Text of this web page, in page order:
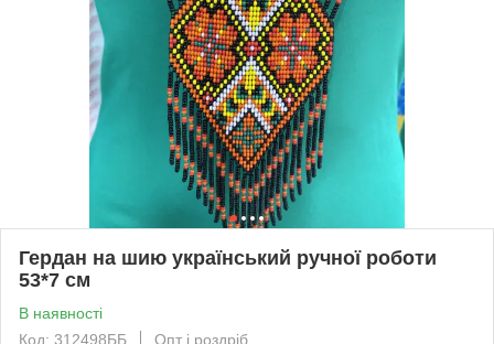
Гердан на шию український ручної роботи
53*7 см
В наявності
Код: 312498ББ
Опт і роздріб